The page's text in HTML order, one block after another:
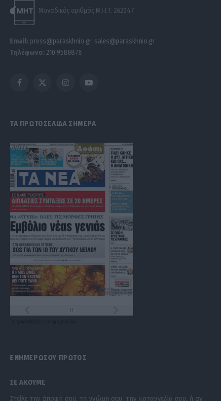
Μοναδικός αριθμός Μ.Η.Τ. 262047
Email: press@paraskhnio.gr, sales@paraskhnio.gr
Τηλέφωνο: 210 9580876
Facebook
X
InstagramYouTube
ΤΑ ΠΡΩΤΟΣΕΛΙΔΑ ΣΗΜΕΡΑ
ΕΝΗΜΕΡΩΣΟΥ ΠΡΩΤΟΣ
ΣΕ ΑΚΟΥΜΕ
Στείλε την άποψή σου, τη γνώμη σου, την καταγγελία σου, ή αν